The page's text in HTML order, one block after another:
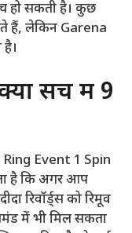
हो सकती है। कुछ
हैं, लेकिन Garena
सच में 9
Event 1 Spin
है कि अगर आप
रिवॉर्ड्स को रिमूव
में भी मिल सकता